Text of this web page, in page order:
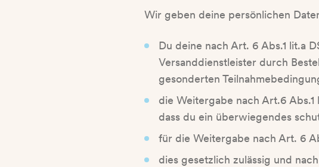
Wir geben deine persönlichen
Du deine nach Art. 6 Abs.1 lit.a
Versanddienstleister durch
gesonderten
die Weitergabe nach Art.6
dass du ein überwiegendes
für die Weitergabe nach Art. 6
dies gesetzlich zulässig und